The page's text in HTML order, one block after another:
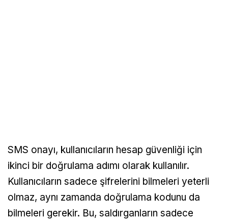
SMS onayı, kullanıcıların hesap güvenliği için
ikinci bir doğrulama adımı olarak kullanılır.
Kullanıcıların sadece şifrelerini bilmeleri yeterli
olmaz, aynı zamanda doğrulama kodunu da
bilmeleri gerekir. Bu, saldırganların sadece